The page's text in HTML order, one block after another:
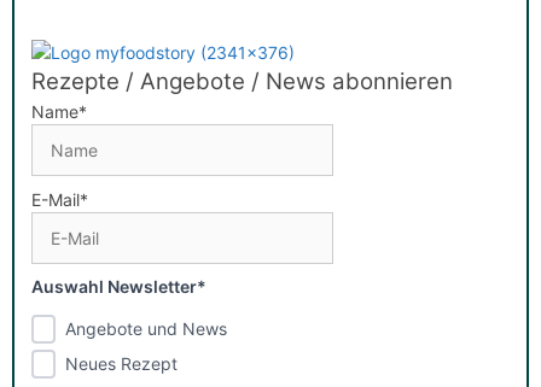
Rezepte / Angebote / News abonnieren
Name*
E-Mail*
Auswahl Newsletter*
Angebote und News
Neues Rezept